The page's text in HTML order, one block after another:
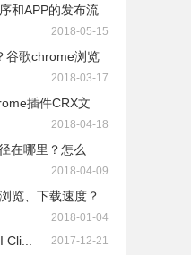
和APP的发布流
2018-05-15
谷歌chrome浏览
2018-03-17
插件CRX文
2018-04-18
在哪里？怎么
2018-04-09
览、下载速度？
2018-01-04
2017-12-21